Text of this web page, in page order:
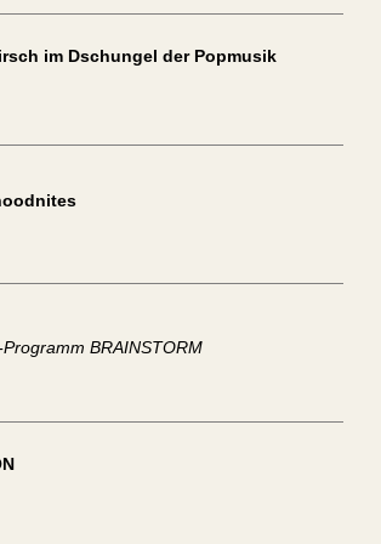
im Dschungel der Popmusik
BRAINSTORM